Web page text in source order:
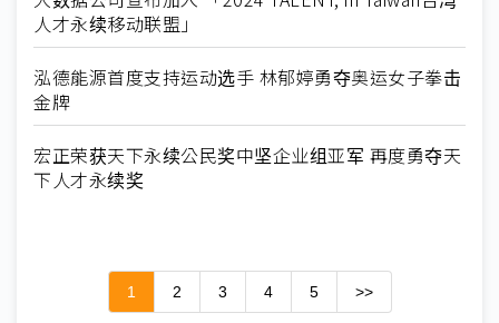
人才永续移动联盟」
泓德能源首度支持运动选手 林郁婷勇夺奥运女子拳击
金牌
宏正荣获天下永续公民奖中坚企业组亚军 再度勇夺天
下人才永续奖
1 2 3 4 5 >>